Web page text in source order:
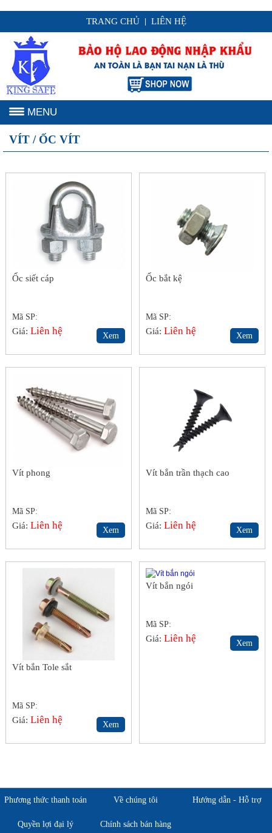
TRANG CHỦ LIÊN HỆ
MENU
VÍT / ỐC VÍT
Ốc siết cáp
Mã SP:
Giá:Liên hệ Xem
Ốc bắt kệ
Mã SP:
Giá:Liên hệ Xem
Vít phong
Mã SP:
Giá:Liên hệ Xem
Vít bắn trần thạch cao
Mã SP:
Giá:Liên hệ Xem
Vít bắn Tole sắt
Mã SP:
Giá:Liên hệ Xem
Vít bắn ngói
Mã SP:
Giá:Liên hệ Xem
Phương thức thanh toán Về chúng tôi Hướng dẫn - Hỗ trợ
Quyền lợi đại lý Chính sách bán hàng